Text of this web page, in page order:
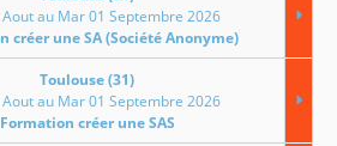
Aout au Mar 01 Septembre 2026
créer une SA (Société Anonyme)
Toulouse (31)
Aout au Mar 01 Septembre 2026
Formation créer une SAS